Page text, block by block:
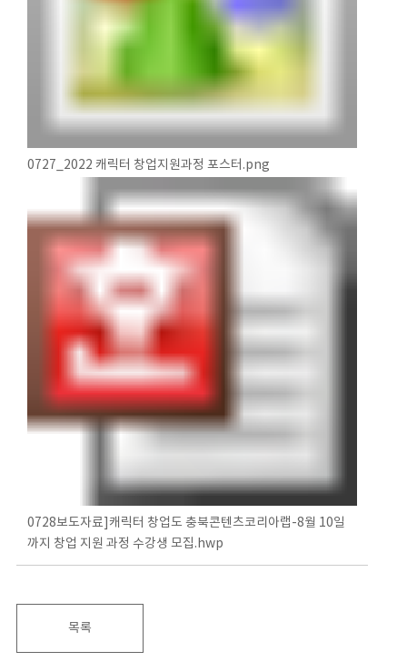
0727_2022 캐릭터 창업지원과정 포스터.png
0728보도자료]캐릭터 창업도 충북콘텐츠코리아랩-8월 10일
까지 창업 지원 과정 수강생 모집.hwp
목록